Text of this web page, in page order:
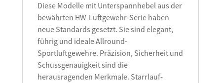
Diese Modelle mit Unterspannhebel aus der
bewährten HW-Luftgewehr-Serie haben
neue Standards gesetzt. Sie sind elegant,
führig und ideale Allround-
Sportluftgewehre. Präzision, Sicherheit und
Schussgenauigkeit sind die
herausragenden Merkmale. Starrlauf-